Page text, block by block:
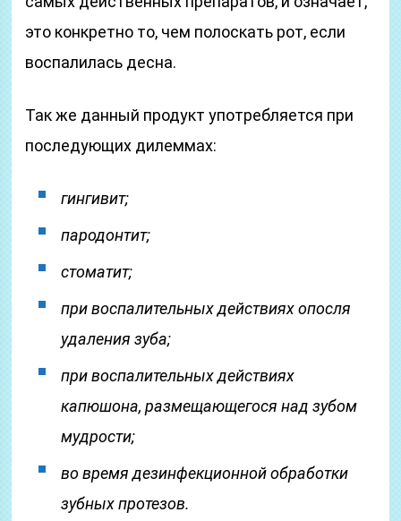
это конкретно то, чем полоскать рот, если
воспалилась десна.
Так же данный продукт употребляется при
последующих дилеммах:
гингивит;
пародонтит;
стоматит;
при воспалительных действиях опосля
удаления зуба;
при воспалительных действиях
капюшона, размещающегося над зубом
мудрости;
во время дезинфекционной обработки
зубных протезов.